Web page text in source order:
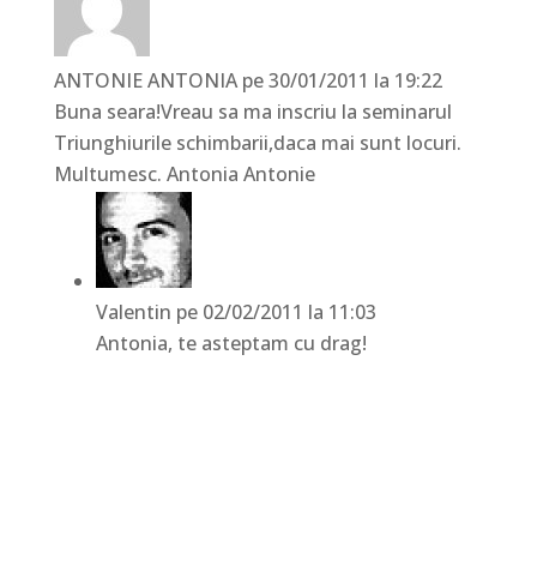
ANTONIE ANTONIA pe 30/01/2011 la 19:22
Buna seara!Vreau sa ma inscriu la seminarul
Triunghiurile schimbarii,daca mai sunt locuri.
Multumesc. Antonia Antonie
Valentin pe 02/02/2011 la 11:03
Antonia, te asteptam cu drag!